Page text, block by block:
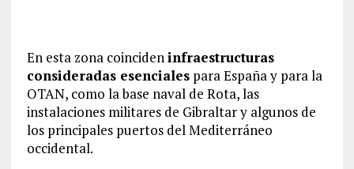
En esta zona coincideninfraestructuras
consideradas esencialespara España y para la
OTAN, como la base naval de Rota, las
instalaciones militares de Gibraltar y algunos de
los principales puertos del Mediterráneo
occidental.